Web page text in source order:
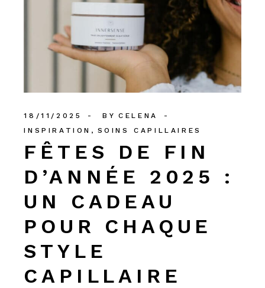
18/11/2025 BY CELENA
INSPIRATION
SOINS CAPILLAIRES
FÊTES DE FIN
D’ANNÉE 2025 :
UN CADEAU
POUR CHAQUE
STYLE
CAPILLAIRE